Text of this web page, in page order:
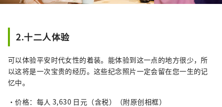
2.十二人体验
可以体验平安时代女性的着装。能体验到这一点的地方很少，所
以这将是一次宝贵的经历。这些纪念照片一定会留在您一生的记
忆中。
・价格：每人 3,630 日元（含税）（附原创相框）